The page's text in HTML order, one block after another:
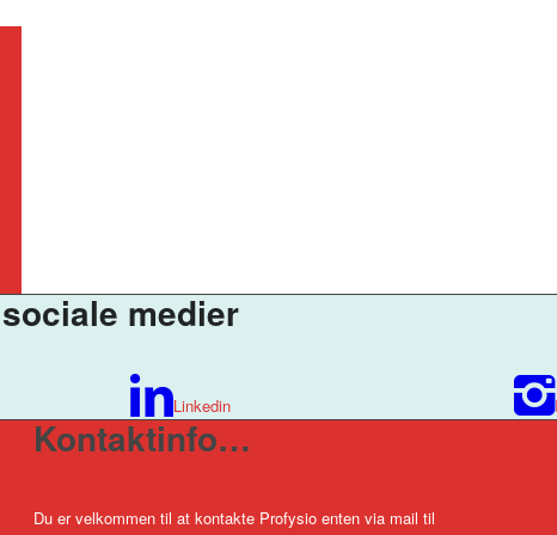
sociale medier
Linkedin
Kontaktinfo…
Du er velkommen til at kontakte Profysio enten via mail til